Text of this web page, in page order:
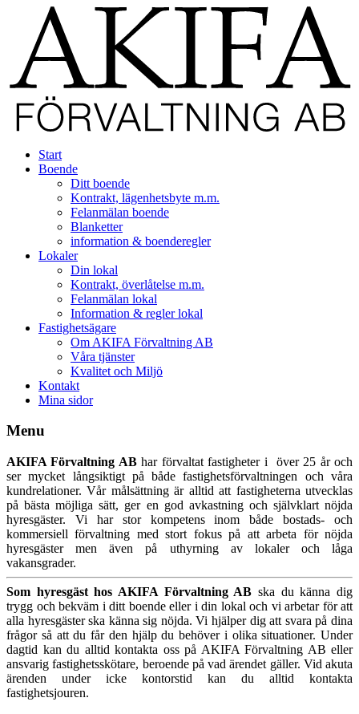
Start
Boende
Ditt boende
Kontrakt, lägenhetsbyte m.m.
Felanmälan boende
Blanketter
information & boenderegler
Lokaler
Din lokal
Kontrakt, överlåtelse m.m.
Felanmälan lokal
Information & regler lokal
Fastighetsägare
Om AKIFA Förvaltning AB
Våra tjänster
Kvalitet och Miljö
Kontakt
Mina sidor
Menu
AKIFA Förvaltning ABhar förvaltat fastigheter i över 25 år och
ser mycket långsiktigt på både fastighetsförvaltningen och våra
kundrelationer. Vår målsättning är alltid att fastigheterna utvecklas
på bästa möjliga sätt, ger en god avkastning och självklart nöjda
hyresgäster. Vi har stor kompetens inom både bostads- och
kommersiell förvaltning med stort fokus på att arbeta för nöjda
hyresgäster men även på uthyrning av lokaler och låga
vakansgrader.
Som hyresgäst hos AKIFA Förvaltning AB ska du känna dig
trygg och bekväm i ditt boende eller i din lokal och vi arbetar för att
alla hyresgäster ska känna sig nöjda. Vi hjälper dig att svara på dina
frågor så att du får den hjälp du behöver i olika situationer. Under
dagtid kan du alltid kontakta oss på AKIFA Förvaltning AB eller
ansvarig fastighetsskötare, beroende på vad ärendet gäller. Vid akuta
ärenden under icke kontorstid kan du alltid kontakta
fastighetsjouren.